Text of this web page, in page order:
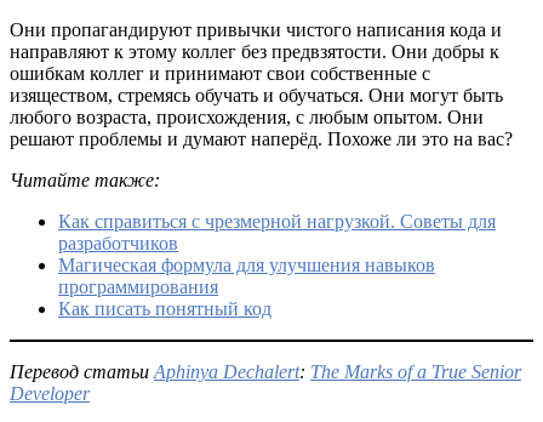
Они пропагандируют привычки чистого написания кода и
направляют к этому коллег без предвзятости. Они добры к
ошибкам коллег и принимают свои собственные с
изяществом, стремясь обучать и обучаться. Они могут быть
любого возраста, происхождения, с любым опытом. Они
решают проблемы и думают наперёд. Похоже ли это на вас?
Читайте также:
Как справиться с чрезмерной нагрузкой. Советы для
разработчиков
Магическая формула для улучшения навыков
программирования
Как писать понятный код
Перевод статьи Aphinya Dechalert: The Marks of a True Senior
Developer